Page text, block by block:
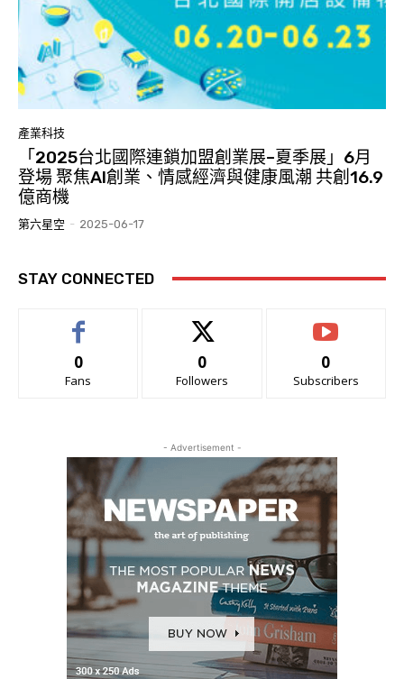
產業科技
「2025台北國際連鎖加盟創業展–夏季展」6月
登場 聚焦AI創業、情感經濟與健康風潮 共創16.9
億商機
第六星空 - 2025-06-17
STAY CONNECTED
0
Fans
0
Followers
0
Subscribers
- Advertisement -